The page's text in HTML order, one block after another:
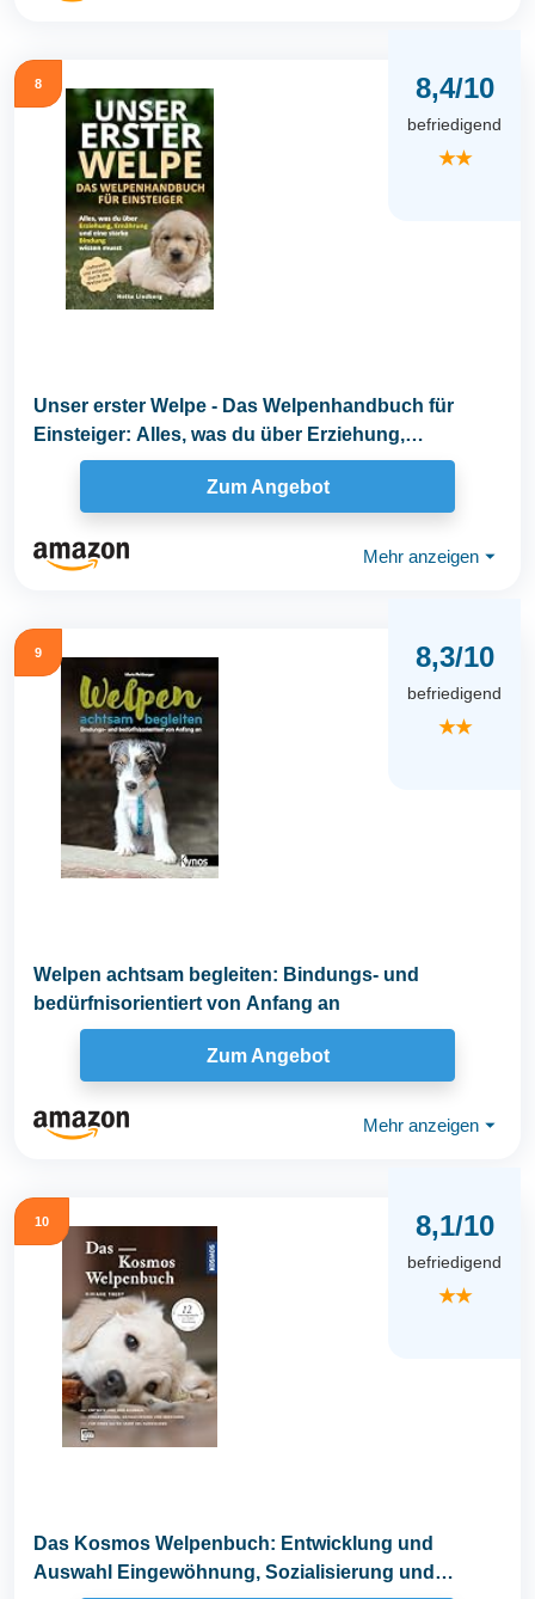
8 8,4/10
befriedigend
★★
Unser erster Welpe - Das Welpenhandbuch für
Einsteiger: Alles, was du über Erziehung,
Ernährung...
Zum Angebot
Mehr anzeigen ⏷
9 8,3/10
befriedigend
★★
Welpen achtsam begleiten: Bindungs- und
bedürfnisorientiert von Anfang an
Zum Angebot
Mehr anzeigen ⏷
10 8,1/10
befriedigend
★★
Das Kosmos Welpenbuch: Entwicklung und
Auswahl Eingewöhnung, Sozialisierung und